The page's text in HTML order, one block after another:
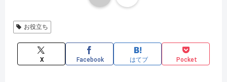
お役立ち
X Facebook はてブ Pocket